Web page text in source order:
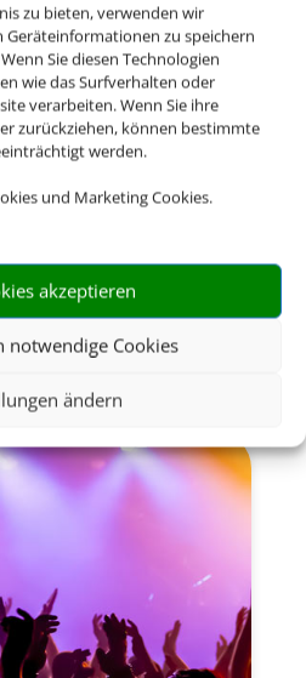
zu bieten, verwenden wir
Geräteinformationen zu speichern
Sie diesen Technologien
wie das Surfverhalten oder
verarbeiten. Wenn Sie ihre
zurückziehen, können bestimmte
werden.
und Marketing Cookies.
akzeptieren
notwendige Cookies
ändern